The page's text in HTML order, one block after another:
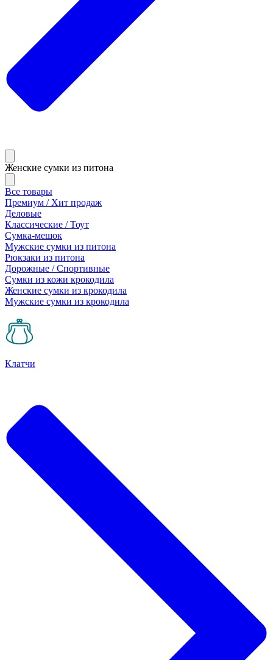
Женские сумки из питона
Все товары
Премиум / Хит продаж
Деловые
Классические / Тоут
Сумка-мешок
Мужские сумки из питона
Рюкзаки из питона
Дорожные / Спортивные
Сумки из кожи крокодила
Женские сумки из крокодила
Мужские сумки из крокодила
Клатчи